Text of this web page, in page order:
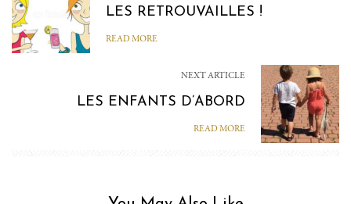
LES RETROUVAILLES !
READ MORE
NEXT ARTICLE
LES ENFANTS D’ABORD
READ MORE